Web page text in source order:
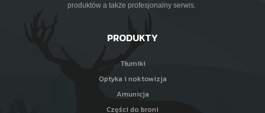
produktów a także profesjonalny serwis.
PRODUKTY
Tłumiki
Optyka i noktowizja
Amunicja
Części do broni